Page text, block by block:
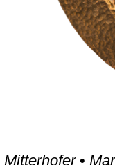
Mitterhofer •